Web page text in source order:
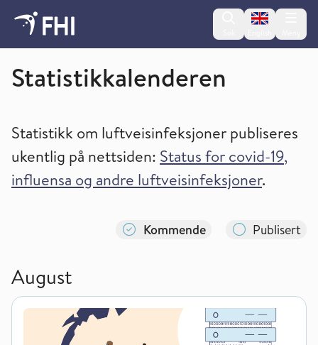
Change
Statistikkalender og tilgang til statistikk
Statistikkalenderen
Statistikk om luftveisinfeksjoner publiseres
ukentlig på nettsiden: Status for covid-19,
influensa og andre luftveisinfeksjoner.
Kommende Publisert
August